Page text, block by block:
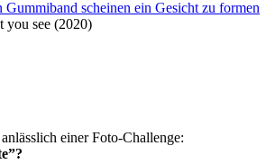
you see (2020)
einer Foto-Challenge: